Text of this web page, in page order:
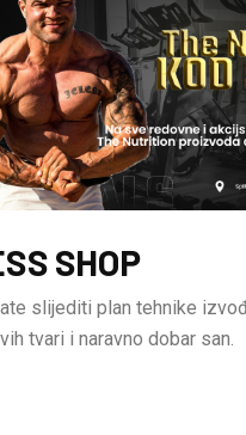
SHOP
slijediti plan tehnike
tvari i naravno dobar san.